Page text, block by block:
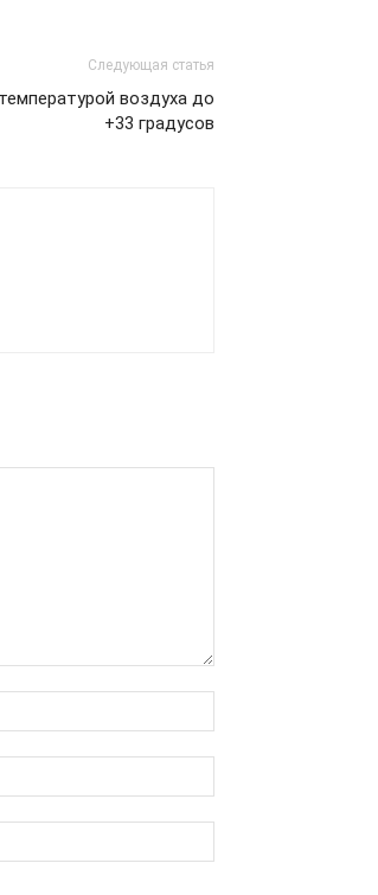
Следующая статья
воздуха до
+33 градусов